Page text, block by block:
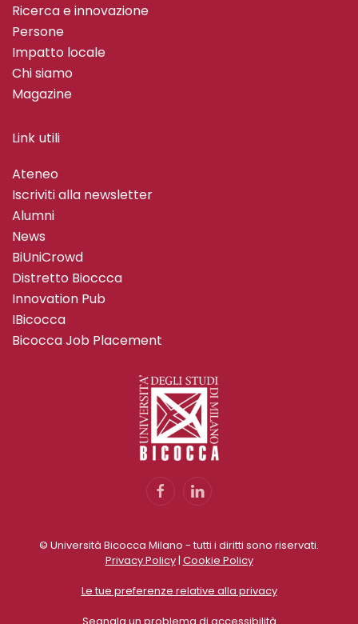
Ricerca e innovazione
Persone
Impatto locale
Chi siamo
Magazine
Link utili
Ateneo
Iscriviti alla newsletter
Alumni
News
BiUniCrowd
Distretto Bioccca
Innovation Pub
IBicocca
Bicocca Job Placement
© Università Bicocca Milano - tutti i diritti sono riservati.
Privacy Policy| Cookie Policy
Le tue preferenze relative alla privacy